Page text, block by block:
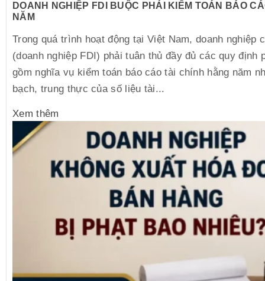
DOANH NGHIỆP FDI BUỘC PHẢI KIỂM TOÁN BÁO
NĂM
Trong quá trình hoạt động tại Việt Nam, doanh nghiệp
(doanh nghiệp FDI) phải tuân thủ đầy đủ các quy định
gồm nghĩa vụ kiểm toán báo cáo tài chính hằng năm
bạch, trung thực của số liệu tài...
Xem thêm